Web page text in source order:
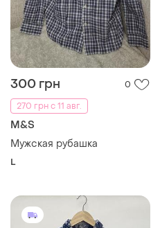
300 грн
0
270 грн с 11 авг.
M&S
Мужская рубашка
L